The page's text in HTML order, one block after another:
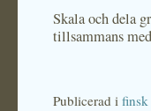
Skala och dela
tillsammans
Publicerad i finsk